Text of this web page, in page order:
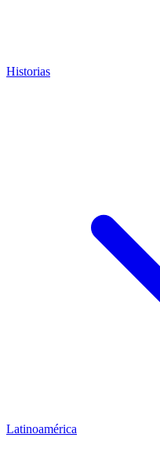
Historias
Latinoamérica